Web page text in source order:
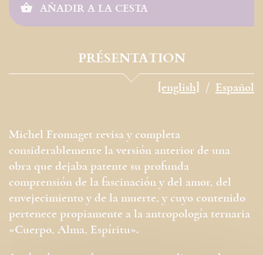
AÑADIR A LA CESTA
PRÉSENTATION
[english] Español
Michel Fromaget revisa y completa
considerablemente la versión anterior de una
obra que dejaba patente su profunda
comprensión de la fascinación y del amor, del
envejecimiento y de la muerte, y cuyo contenido
pertenece propiamente a la antropología ternaria
«Cuerpo, Alma, Espíritu».